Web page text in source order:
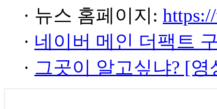
· 뉴스 홈페이지:
· 네이버 메인 더팩트
· 그곳이 알고싶냐? [